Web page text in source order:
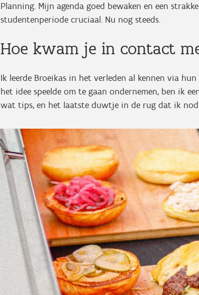
Planning. Mijn agenda goed bewaken en een
studentenperiode cruciaal. Nu nog steeds.
Hoe kwam je in contact
Ik leerde Broeikas in het verleden al kennen via
het idee speelde om te gaan ondernemen, ben ik
wat tips, en het laatste duwtje in de rug dat ik